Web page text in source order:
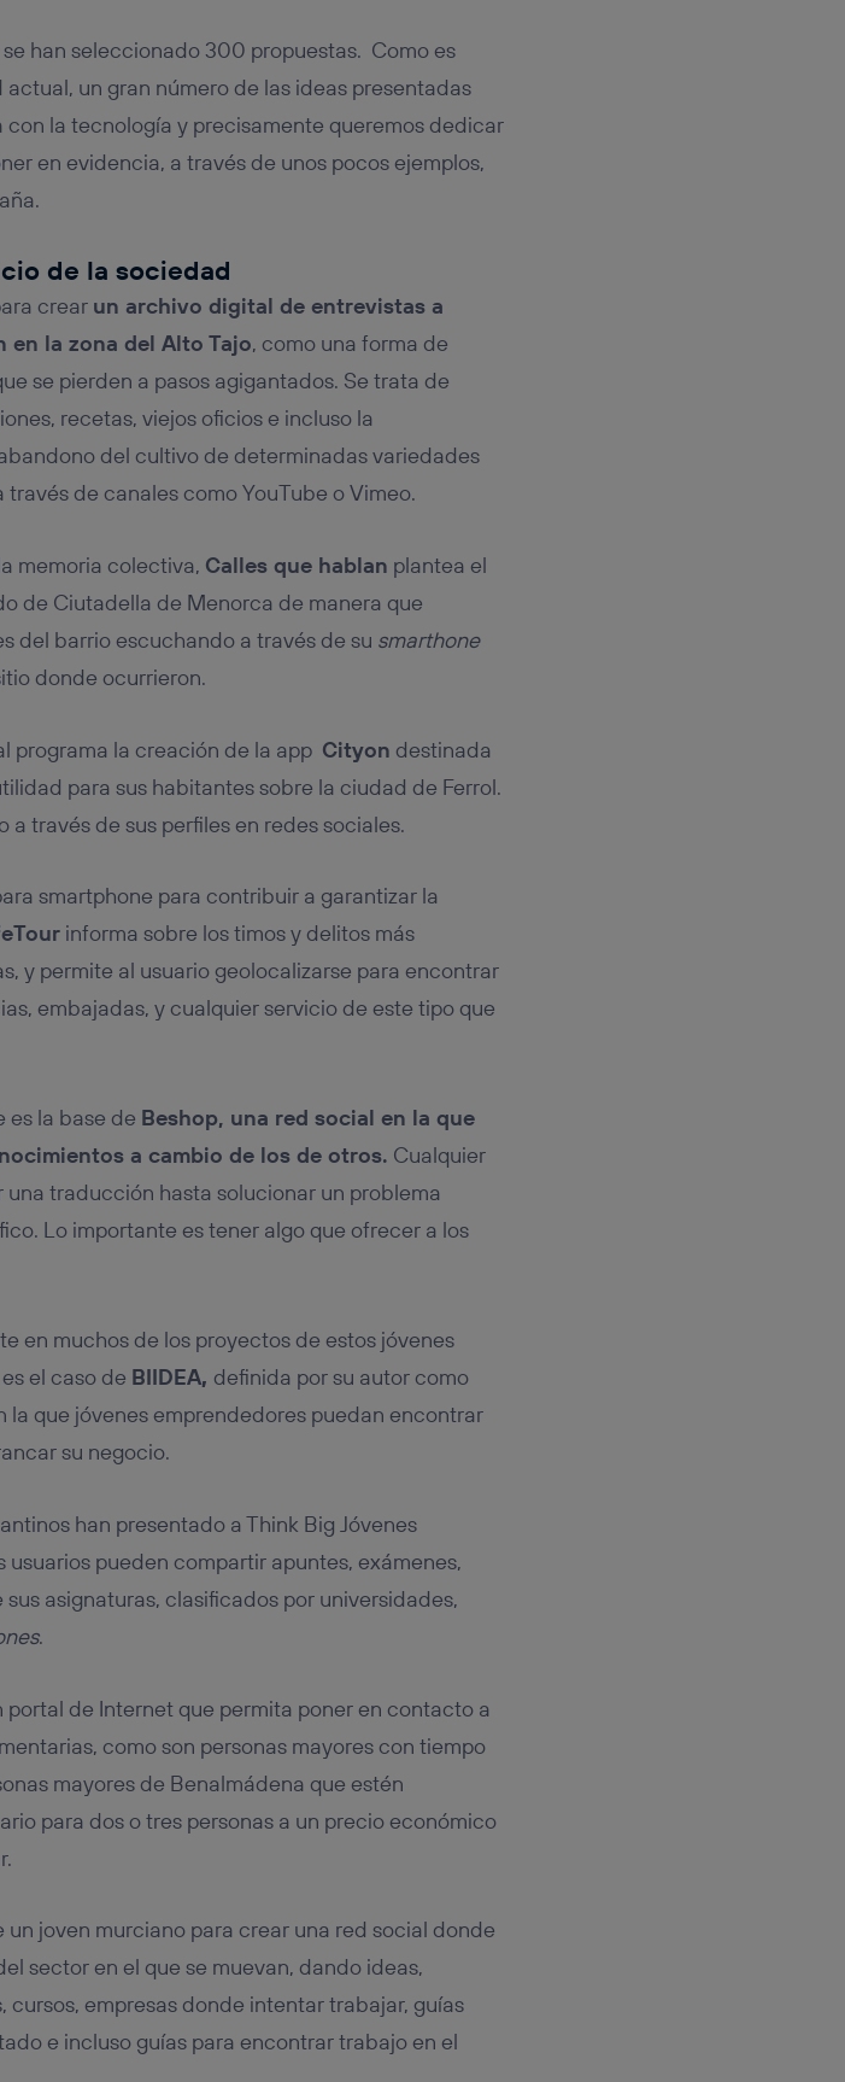
han seleccionado 300 propuestas. Como es
un gran número de las ideas presentadas
la tecnología y precisamente queremos dedicar
en evidencia, a través de unos pocos ejemplos,
de la sociedad
crear un archivo digital de entrevistas a
en la zona del Alto Tajo, como una forma de
se pierden a pasos agigantados. Se trata de
recetas, viejos oficios e incluso la
del cultivo de determinadas variedades
de canales como YouTube o Vimeo.
memoria colectiva, Calles que hablan plantea el
de Ciutadella de Menorca de manera que
del barrio escuchando a través de su smarthone
donde ocurrieron.
programa la creación de la app Cityon destinada
para sus habitantes sobre la ciudad de Ferrol.
través de sus perfiles en redes sociales.
smartphone para contribuir a garantizar la
informa sobre los timos y delitos más
y permite al usuario geolocalizarse para encontrar
embajadas, y cualquier servicio de este tipo que
es la base de Beshop, una red social en la que
a cambio de los de otros. Cualquier
traducción hasta solucionar un problema
Lo importante es tener algo que ofrecer a los
en muchos de los proyectos de estos jóvenes
el caso de BIIDEA, definida por su autor como
que jóvenes emprendedores puedan encontrar
su negocio.
han presentado a Think Big Jóvenes
usuarios pueden compartir apuntes, exámenes,
asignaturas, clasificados por universidades,
.
de Internet que permita poner en contacto a
como son personas mayores con tiempo
mayores de Benalmádena que estén
para dos o tres personas a un precio económico
joven murciano para crear una red social donde
sector en el que se muevan, dando ideas,
empresas donde intentar trabajar, guías
e incluso guías para encontrar trabajo en el